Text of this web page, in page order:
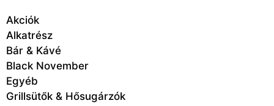
Akciók
Alkatrész
Bár & Kávé
Black November
Egyéb
Grillsütők & Hősugárzók